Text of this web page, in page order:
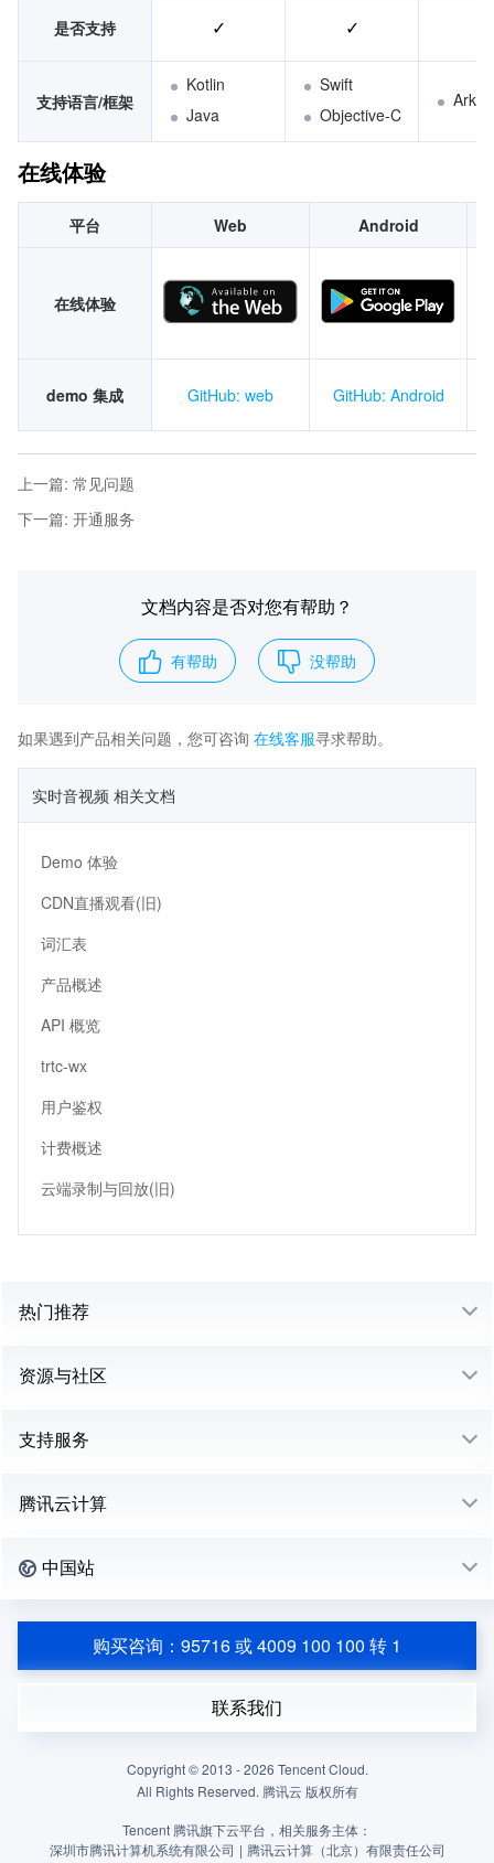
是否支持
支持语言/框架
Kotlin
Java
Swift
Objective-C
在线体验
平台 Web Android
在线体验
demo 集成 GitHub: web GitHub: Android
上一篇: 常见问题
下一篇: 开通服务
文档内容是否对您有帮助？
有帮助 没帮助
如果遇到产品相关问题，您可咨询 在线客服寻求帮助。
实时音视频 相关文档
Demo 体验
CDN直播观看(旧)
词汇表
产品概述
API 概览
trtc-wx
用户鉴权
计费概述
云端录制与回放(旧)
热门推荐
资源与社区
支持服务
腾讯云计算
中国站
购买咨询：95716 或 4009 100 100 转 1
联系我们
Copyright © 2013 -2026 Tencent Cloud.
All Rights Reserved. 腾讯云 版权所有
Tencent 腾讯旗下云平台，相关服务主体：
深圳市腾讯计算机系统有限公司 | 腾讯云计算（北京）有限责任公司